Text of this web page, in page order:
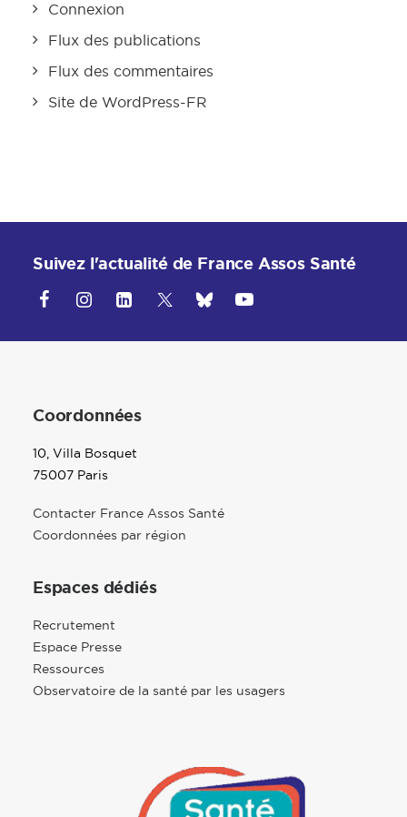
Connexion
Flux des publications
Flux des commentaires
Site de WordPress-FR
Suivez l'actualité de France Assos Santé
Coordonnées
10, Villa Bosquet
75007 Paris
Contacter France Assos Santé
Coordonnées par région
Espaces dédiés
Recrutement
Espace Presse
Ressources
Observatoire de la santé par les usagers